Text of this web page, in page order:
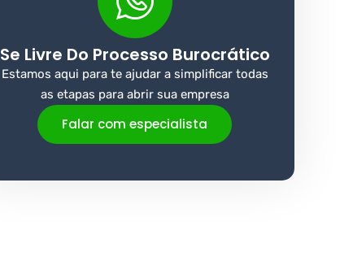
Se Livre Do Processo Burocrático
Estamos aqui para te ajudar a simplificar todas
as etapas para abrir sua empresa
Falar com especialista